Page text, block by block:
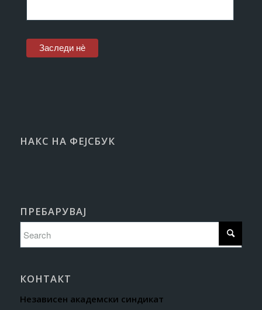
НАКС НА ФЕЈСБУК
ПРЕБАРУВАЈ
КОНТАКТ
Независен академски синдикат